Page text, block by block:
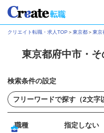
クリエイト転職・求人TOP ＞東京都＞東京
東京都府中市・
検索条件の設定
職種 指定しない